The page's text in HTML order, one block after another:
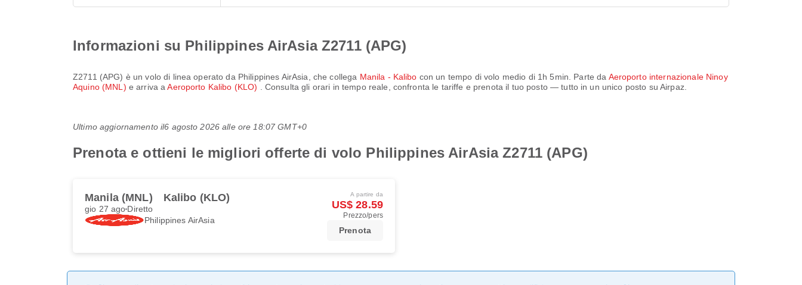
Informazioni su Philippines AirAsia Z2711 (APG)
Z2711 (APG) è un volo di linea operato da Philippines AirAsia , che collega Manila - Kalibo con un tempo di volo medio di 1h 5min . Parte da Aeroporto internazionale Ninoy
Aquino (MNL) e arriva aAeroporto Kalibo (KLO) . Consulta gli orari in tempo reale, confronta le tariffe e prenota il tuo posto — tutto in un unico posto su Airpaz.
Ultimo aggiornamento il6 agosto 2026 alle ore 18:07 GMT+0
Prenota e ottieni le migliori offerte di volo Philippines AirAsia Z2711 (APG)
Manila (MNL) Kalibo (KLO)
gio 27 ago Diretto
Philippines AirAsia
A partire da
US$ 28.59
Prezzo/pers
Prenota